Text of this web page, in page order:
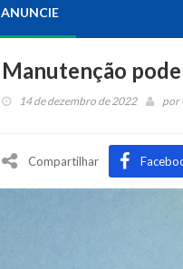
ANUNCIE
Manutenção
14 de dezembro de 2022 por
Compartilhar